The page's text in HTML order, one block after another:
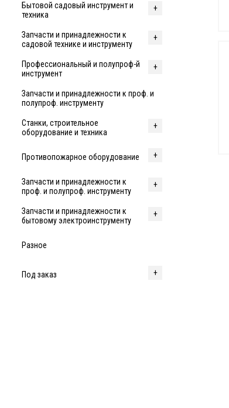
Бытовой садовый инструмент и
техника
Запчасти и принадлежности к
садовой технике и инструменту
Профессиональный и полупроф-й
инструмент
Запчасти и принадлежности к проф. и
полупроф. инструменту
Станки, строительное
оборудование и техника
Противопожарное оборудование
Запчасти и принадлежности к
проф. и полупроф. инструменту
Запчасти и принадлежности к
бытовому электроинструменту
Разное
Под заказ